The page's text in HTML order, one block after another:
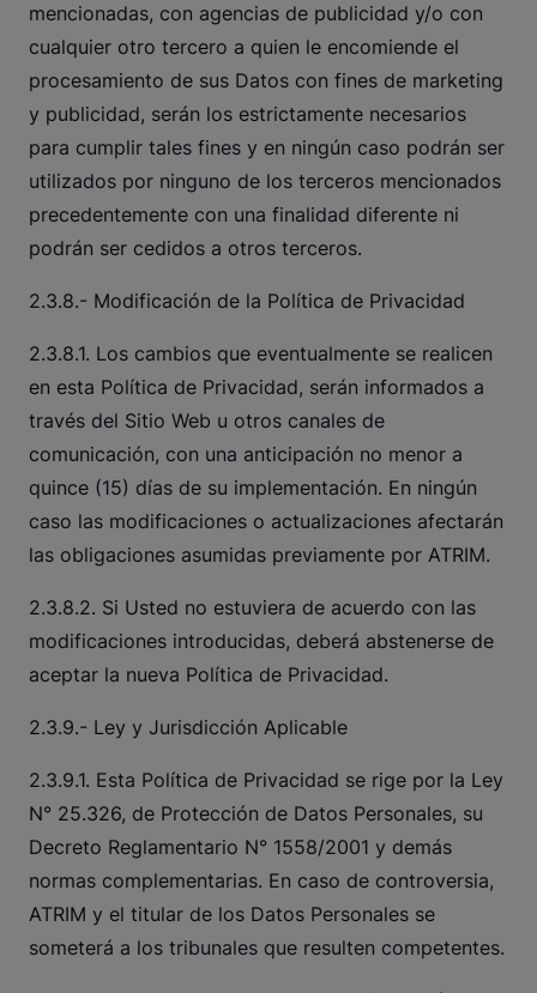
mencionadas, con agencias de publicidad y/o con
cualquier otro tercero a quien le encomiende el
procesamiento de sus Datos con fines de marketing
y publicidad, serán los estrictamente necesarios
para cumplir tales fines y en ningún caso podrán ser
utilizados por ninguno de los terceros mencionados
precedentemente con una finalidad diferente ni
podrán ser cedidos a otros terceros.
2.3.8.- Modificación de la Política de Privacidad
2.3.8.1. Los cambios que eventualmente se realicen
en esta Política de Privacidad, serán informados a
través del Sitio Web u otros canales de
comunicación, con una anticipación no menor a
quince (15) días de su implementación. En ningún
caso las modificaciones o actualizaciones afectarán
las obligaciones asumidas previamente por ATRIM.
2.3.8.2. Si Usted no estuviera de acuerdo con las
modificaciones introducidas, deberá abstenerse de
aceptar la nueva Política de Privacidad.
2.3.9.- Ley y Jurisdicción Aplicable
2.3.9.1. Esta Política de Privacidad se rige por la Ley
N° 25.326, de Protección de Datos Personales, su
Decreto Reglamentario N° 1558/2001 y demás
normas complementarias. En caso de controversia,
ATRIM y el titular de los Datos Personales se
someterá a los tribunales que resulten competentes.